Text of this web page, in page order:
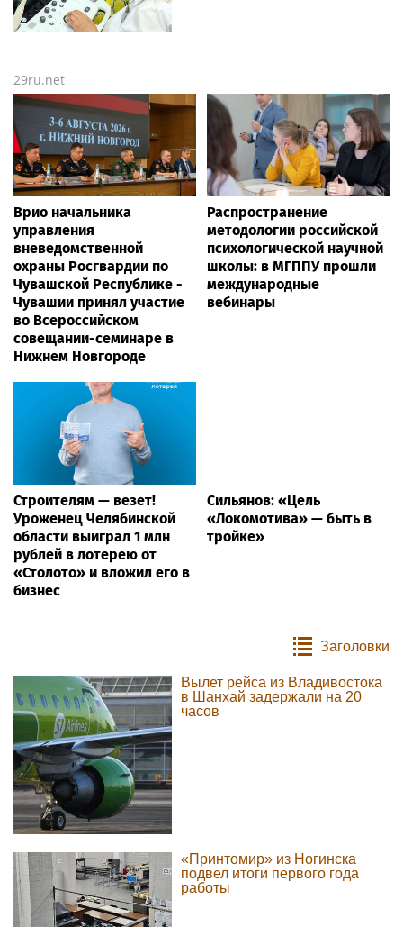
29ru.net
Врио начальника
управления
вневедомственной
охраны Росгвардии по
Чувашской Республике -
Чувашии принял участие
во Всероссийском
совещании-семинаре в
Нижнем Новгороде
Распространение
методологии российской
психологической научной
школы: в МГППУ прошли
международные
вебинары
Строителям — везет!
Уроженец Челябинской
области выиграл 1 млн
рублей в лотерею от
«Столото» и вложил его в
бизнес
Сильянов: «Цель
«Локомотива» — быть в
тройке»
Заголовки
Вылет рейса из Владивостока
в Шанхай задержали на 20
часов
«Принтомир» из Ногинска
подвел итоги первого года
работы